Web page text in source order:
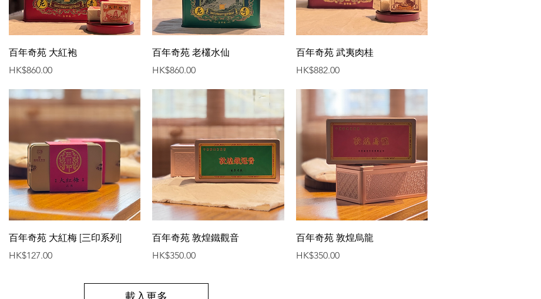
快速瀏覽
百年奇苑 大紅袍
價格
HK$860.00
快速瀏覽
百年奇苑 老欉水仙
價格
HK$860.00
快速瀏覽
百年奇苑 武夷肉桂
價格
HK$882.00
快速瀏覽
百年奇苑 大紅梅 [三印系列]
價格
HK$127.00
快速瀏覽
百年奇苑 敦煌鐵觀音
價格
HK$350.00
快速瀏覽
百年奇苑 敦煌烏龍
價格
HK$350.00